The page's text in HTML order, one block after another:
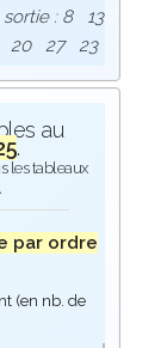
sortie : 8 13
20 27 23
au
.
les tableaux
par ordre
(en nb. de